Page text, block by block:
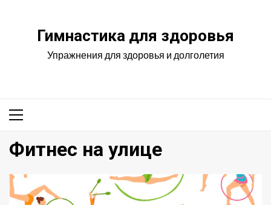
содержимомуГимнастика для здоровья
Упражнения для здоровья и долголетия
Основное
Фитнес на улице